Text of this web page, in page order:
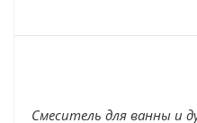
Смеситель для ванны и